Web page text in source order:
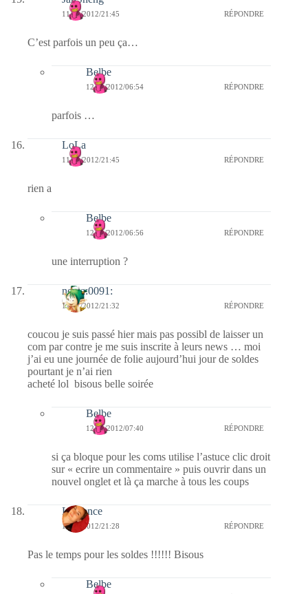
11/01/2012/21:45 RÉPONDRE
C’est parfois un peu ça…
Belbe
12/01/2012/06:54 RÉPONDRE
parfois …
LoLa
11/01/2012/21:45 RÉPONDRE
rien a
Belbe
12/01/2012/06:56 RÉPONDRE
une interruption ?
nessa:0091:
11/01/2012/21:32 RÉPONDRE
coucou je suis passé hier mais pas possibl de laisser un
com par contre je me suis inscrite à leurs news … moi
j’ai eu une journée de folie aujourd’hui jour de soldes
pourtant je n’ai rien
acheté lol bisous belle soirée
Belbe
12/01/2012/07:40 RÉPONDRE
si ça bloque pour les coms utilise l’astuce clic droit
sur « ecrire un commentaire » puis ouvrir dans un
nouvel onglet et là ça marche à tous les coups
Laurence
11/01/2012/21:28 RÉPONDRE
Pas le temps pour les soldes !!!!!! Bisous
Belbe